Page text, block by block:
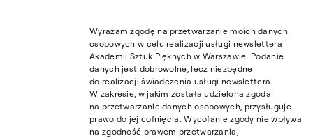
Wyrażam zgodę na przetwarzanie moich danych
osobowych w celu realizacji usługi newslettera
Akademii Sztuk Pięknych w Warszawie. Podanie
danych jest dobrowolne, lecz niezbędne
do realizacji świadczenia usługi newslettera.
W zakresie, w jakim została udzielona zgoda
na przetwarzanie danych osobowych, przysługuje
prawo do jej cofnięcia. Wycofanie zgody nie wpływa
na zgodność prawem przetwarzania,